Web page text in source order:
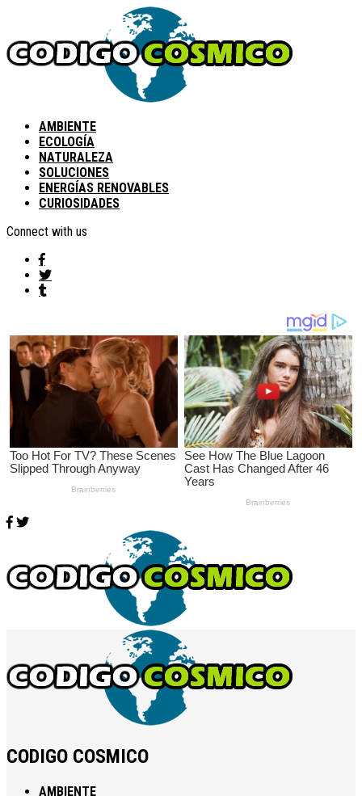
AMBIENTE
ECOLOGÍA
NATURALEZA
SOLUCIONES
ENERGÍAS RENOVABLES
CURIOSIDADES
Connect with us
CODIGO COSMICO
AMBIENTE